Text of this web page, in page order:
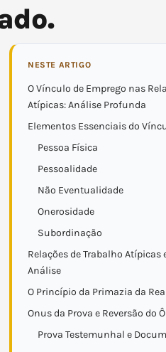
NESTE ARTIGO
O Vínculo de Emprego nas
Atípicas: Análise Profunda
Elementos Essenciais do
Pessoa Física
Pessoalidade
Não Eventualidade
Onerosidade
Subordinação
Relações de Trabalho Atípicas
Análise
O Princípio da Primazia da
Onus da Prova e Reversão do
Prova Testemunhal e